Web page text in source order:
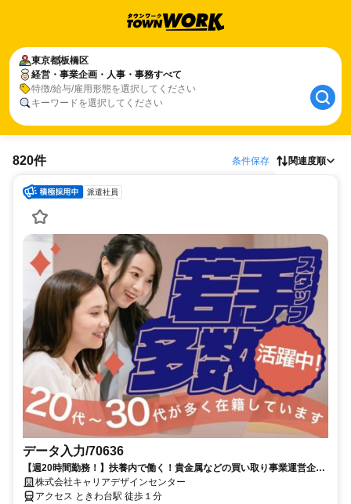
東京都板橋区
経営・事業企画・人事・事務すべて
特徴/給与/雇用形態を選択してください
キーワードを選択してください
820件 条件保存 関連度順
派遣社員
データ入力/70636
【週20時間勤務！】扶養内で働く！貴金属などの買い取り事業運営企業
で働く！
株式会社キャリアデザインセンター
アクセス ときわ台駅 徒歩１分